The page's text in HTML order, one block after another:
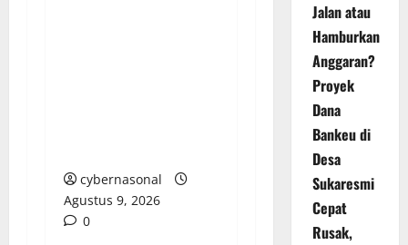
cybernasonal
Agustus 9, 2026
0
Jalan atau
Hamburkan
Anggaran?
Proyek
Dana
Bankeu di
Desa
Sukaresmi
Cepat
Rusak,